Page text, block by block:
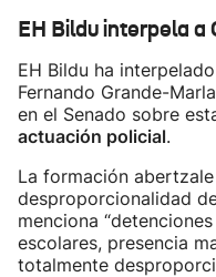
EH Bildu interpela
EH Bildu ha
Fernando Grande-
en el Senado sobre
actuación policial.
La formación
desproporcionalidad
menciona
escolares, presencia
totalmente